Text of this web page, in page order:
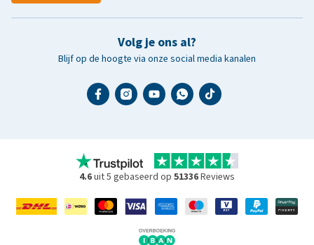
Volg je ons al?
Blijf op de hoogte via onze social media kanalen
4.6uit 5 gebaseerd op 51336Reviews